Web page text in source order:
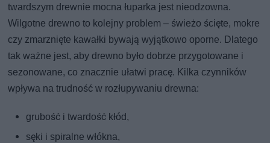
twardszym drewnie mocna łuparka jest nieodzowna.
Wilgotne drewno to kolejny problem – świeżo ścięte, mokre
czy zmarznięte kawałki bywają wyjątkowo oporne. Dlatego
tak ważne jest, aby drewno było dobrze przygotowane i
sezonowane, co znacznie ułatwi pracę. Kilka czynników
wpływa na trudność w rozłupywaniu drewna:
grubość i twardość kłód,
sęki i spiralne włókna,